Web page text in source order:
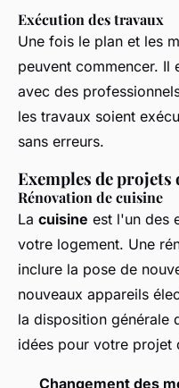
Exécution des travaux
Une fois le plan et les
peuvent commencer. Il
avec des
les travaux soient
sans erreurs.
Exemples de
Rénovation de cuisine
La cuisine est l'un des
votre logement. Une
inclure la pose de
nouveaux appareils
la disposition générale
idées pour votre projet
Changement des